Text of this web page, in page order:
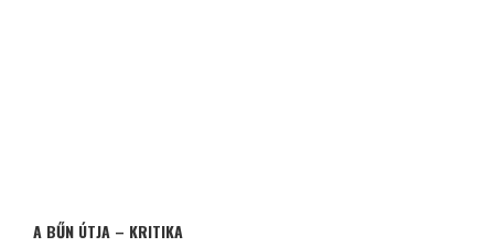
A BŰN ÚTJA – KRITIKA